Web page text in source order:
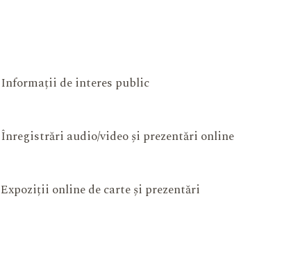
Informații de interes public
Înregistrări audio/video și prezentări online
Expoziții online de carte și prezentări